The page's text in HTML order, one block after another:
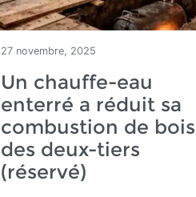
27 novembre, 2025
Un chauffe-eau
enterré a réduit sa
combustion de bois
des deux-tiers
(réservé)